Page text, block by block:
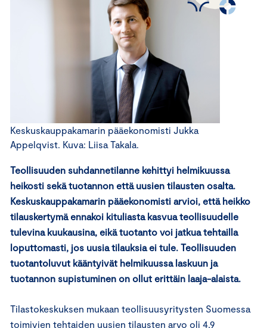
Keskuskauppakamarin pääekonomisti Jukka
Appelqvist. Kuva: Liisa Takala.
Teollisuuden suhdannetilanne kehittyi helmikuussa
heikosti sekä tuotannon että uusien tilausten osalta.
Keskuskauppakamarin pääekonomisti arvioi, että heikko
tilauskertymä ennakoi kituliasta kasvua teollisuudelle
tulevina kuukausina, eikä tuotanto voi jatkua tehtailla
loputtomasti, jos uusia tilauksia ei tule. Teollisuuden
tuotantoluvut kääntyivät helmikuussa laskuun ja
tuotannon supistuminen on ollut erittäin laaja-alaista.
Tilastokeskuksen mukaan teollisuusyritysten Suomessa
toimivien tehtaiden uusien tilausten arvo oli 4,9